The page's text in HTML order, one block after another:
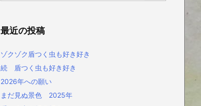
最近の投稿
ゾクゾク盾つく虫も好き好き
続 盾つく虫も好き好き
2026年への願い
まだ見ぬ景色 2025年